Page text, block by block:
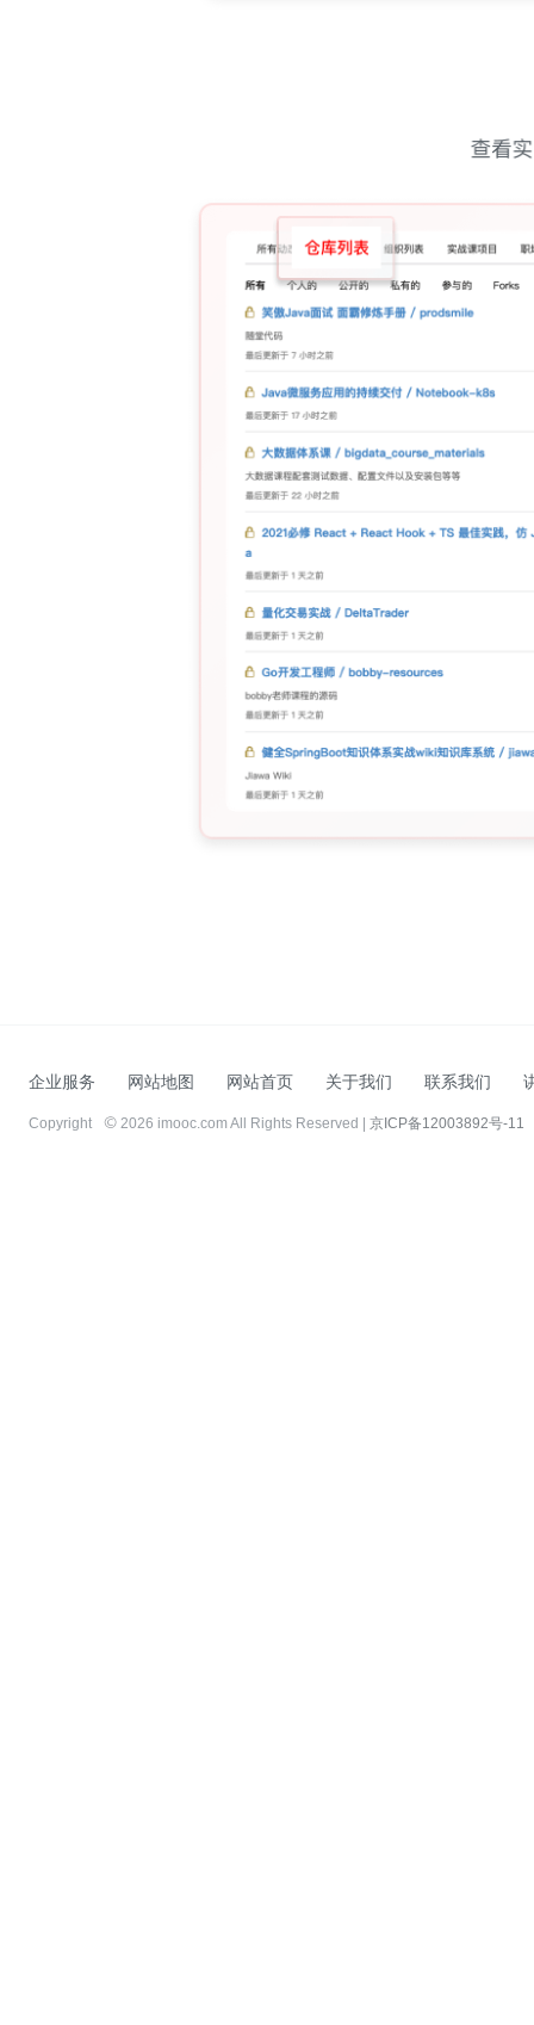
企业服务 网站地图 网站首页 关于我们 联系我们
Copyright 2026 imooc.com All Rights Reserved | 京ICP备12003892号-11